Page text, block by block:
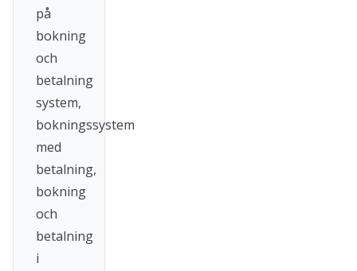
på
bokning
och
betalning
system,
bokningssystem
med
betalning,
bokning
och
betalning
i